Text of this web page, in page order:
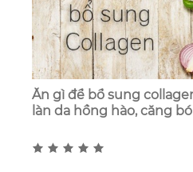
Ăn gì để bổ sung
làn da hồng hào, căng